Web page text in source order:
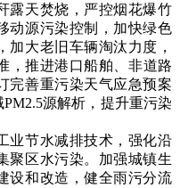
露天焚烧，严控烟花爆竹
动源污染控制，加快绿色
加大老旧车辆淘汰力度，
，推进港口船舶、非道路
完善重污染天气应急预案
源解析，提升重污染
业节水减排技术，强化沿
聚区水污染。加强城镇生
设和改造，健全雨污分流